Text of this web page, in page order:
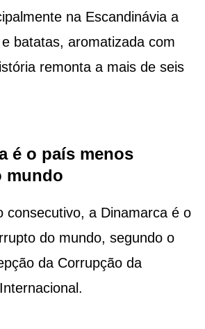
na Escandinávia a
batatas, aromatizada com
remonta a mais de seis
é o país menos
mundo
consecutivo, a Dinamarca é o
do mundo, segundo o
da Corrupção da